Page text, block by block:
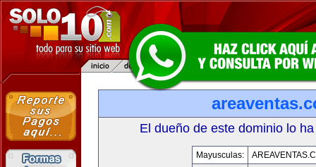
El dueño de este dominio lo
Mayusculas: